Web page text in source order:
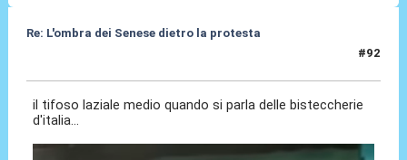
Re: L'ombra dei Senese dietro la protesta
#92
il tifoso laziale medio quando si parla delle bisteccherie
d'italia...